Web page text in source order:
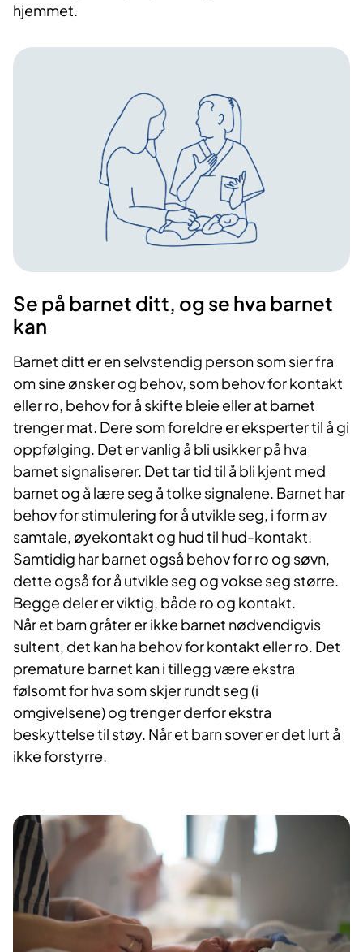
hjemmet.
Se på barnet ditt, og se hva barnet
kan
Barnet ditt er en selvstendig person som sier fra
om sine ønsker og behov, som behov for kontakt
eller ro, behov for å skifte bleie eller at barnet
trenger mat. Dere som foreldre er eksperter til å gi
oppfølging. Det er vanlig å bli usikker på hva
barnet signaliserer. Det tar tid til å bli kjent med
barnet og å lære seg å tolke signalene. Barnet har
behov for stimulering for å utvikle seg, i form av
samtale, øyekontakt og hud til hud-kontakt.
Samtidig har barnet også behov for ro og søvn,
dette også for å utvikle seg og vokse seg større.
Begge deler er viktig, både ro og kontakt.
Når et barn gråter er ikke barnet nødvendigvis
sultent, det kan ha behov for kontakt eller ro. Det
premature barnet kan i tillegg være ekstra
følsomt for hva som skjer rundt seg (i
omgivelsene) og trenger derfor ekstra
beskyttelse til støy. Når et barn sover er det lurt å
ikke forstyrre.